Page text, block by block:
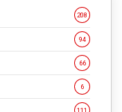
208
94
66
6
111